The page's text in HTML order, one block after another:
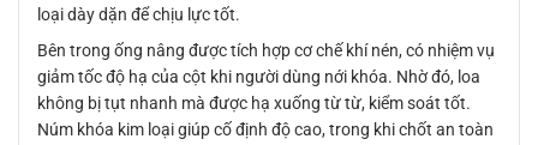
loại dày dặn để chịu lực tốt.
Bên trong ống nâng được tích hợp cơ chế khí nén, có nhiệm vụ
giảm tốc độ hạ của cột khi người dùng nới khóa. Nhờ đó, loa
không bị tụt nhanh mà được hạ xuống từ từ, kiểm soát tốt.
Núm khóa kim loại giúp cố định độ cao, trong khi chốt an toàn